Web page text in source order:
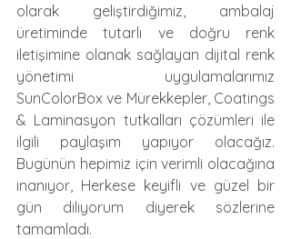
olarak geliştirdiğimiz, ambalaj
üretiminde tutarlı ve doğru renk
iletişimine olanak sağlayan dijital renk
yönetimi uygulamalarımız
SunColorBox ve Mürekkepler, Coatings
& Laminasyon tutkalları çözümleri ile
ilgili paylaşım yapıyor olacağız.
Bugünün hepimiz için verimli olacağına
inanıyor, Herkese keyifli ve güzel bir
gün diliyorum diyerek sözlerine
tamamladı.